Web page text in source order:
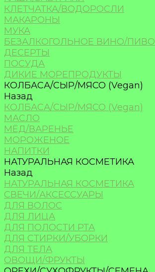
КЛЕТЧАТКА/ВОДОРОСЛИ
МАКАРОНЫ
МУКА
БЕЗАЛКОГОЛЬНОЕ ВИНО/ПИВО
ДЕСЕРТЫ
ПОСУДА
ДИКИЕ МОРЕПРОДУКТЫ
КОЛБАСА/СЫР/МЯСО (Vegan)
Назад
КОЛБАСА/СЫР/МЯСО (Vegan)
МАСЛО
МЁД/ВАРЕНЬЕ
МОРОЖЕНОЕ
НАПИТКИ
НАТУРАЛЬНАЯ КОСМЕТИКА
Назад
НАТУРАЛЬНАЯ КОСМЕТИКА
СВЕЧИ/АКСЕССУАРЫ
ДЛЯ ВОЛОС
ДЛЯ ЛИЦА
ДЛЯ ПОЛОСТИ РТА
ДЛЯ СТИРКИ/УБОРКИ
ДЛЯ ТЕЛА
ОВОЩИ/ФРУКТЫ